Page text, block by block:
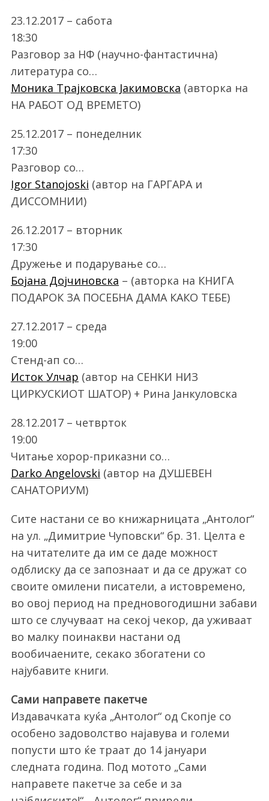
23.12.2017 – сабота
18:30
Разговор за НФ (научно-фантастична)
литература со…
Моника Трајковска Јакимовска (авторка на
НА РАБОТ ОД ВРЕМЕТО)
25.12.2017 – понеделник
17:30
Разговор со…
Igor Stanojoski (автор на ГАРГАРА и
ДИССОМНИИ)
26.12.2017 – вторник
17:30
Дружење и подарување со…
Бојана Дојчиновска – (авторка на КНИГА
ПОДАРОК ЗА ПОСЕБНА ДАМА КАКО ТЕБЕ)
27.12.2017 – среда
19:00
Стенд-ап со…
Исток Улчар (автор на СЕНКИ НИЗ
ЦИРКУСКИОТ ШАТОР) + Рина Јанкуловска
28.12.2017 – четврток
19:00
Читање хорор-приказни со…
Darko Angelovski (автор на ДУШЕВЕН
САНАТОРИУМ)
Сите настани се во книжарницата „Антолог“
на ул. „Димитрие Чуповски“ бр. 31. Целта е
на читателите да им се даде можност
одблиску да се запознаат и да се дружат со
своите омилени писатели, а истовремено,
во овој период на предновогодишни забави
што се случуваат на секој чекор, да уживаат
во малку поинакви настани од
вообичаените, секако збогатени со
најубавите книги.
Сами направете пакетче
Издавачката куќа „Антолог“ од Скопје со
особено задоволство најавува и големи
попусти што ќе траат до 14 јануари
следната година. Под мотото „Сами
направете пакетче за себе и за